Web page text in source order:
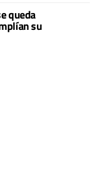
queda
su